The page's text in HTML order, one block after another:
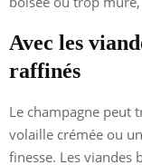
Avec les
raffinés
Le champagne peut
volaille crémée ou
finesse. Les viandes